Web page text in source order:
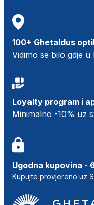
100+ Ghetaldus
Vidimo se bilo gdje
Loyalty program i
Minimalno -10% uz
Ugodna kupovina -
Kupujte provjereno uz